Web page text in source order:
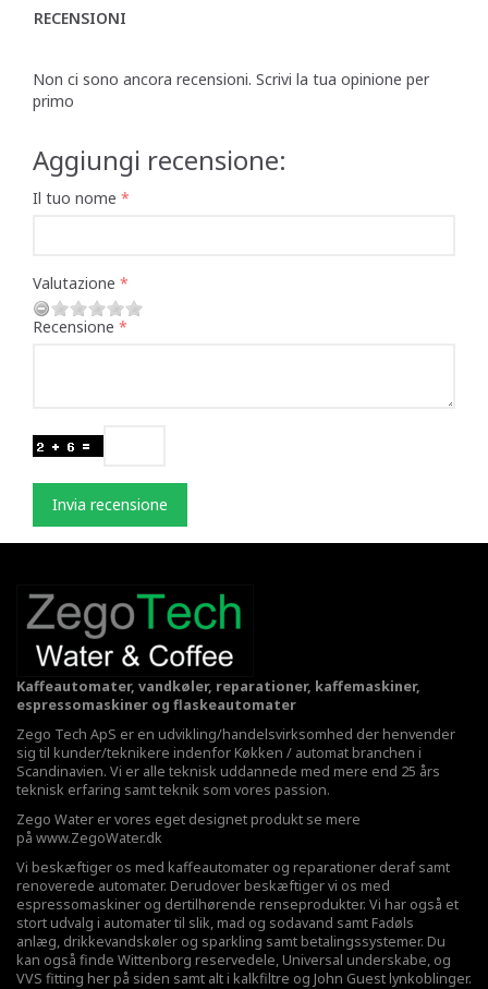
RECENSIONI
Non ci sono ancora recensioni. Scrivi la tua opinione per
primo
Aggiungi recensione:
Il tuo nome
Valutazione
Recensione
Invia recensione
Kaffeautomater, vandkøler, reparationer, kaffemaskiner,
espressomaskiner og flaskeautomater
Zego Tech ApS er en udvikling/handelsvirksomhed der henvender
sig til kunder/teknikere indenfor Køkken / automat branchen i
Scandinavien. Vi er alle teknisk uddannede med mere end 25 års
teknisk erfaring samt teknik som vores passion.
Zego Water er vores eget designet produkt se mere
på www.ZegoWater.dk
Vi beskæftiger os med kaffeautomater og reparationer deraf samt
renoverede automater. Derudover beskæftiger vi os med
espressomaskiner og dertilhørende renseprodukter. Vi har også et
stort udvalg i automater til slik, mad og sodavand samt Fadøls
anlæg, drikkevandskøler og sparkling samt betalingssystemer. Du
kan også finde Wittenborg reservedele, Universal underskabe, og
VVS fitting her på siden samt alt i kalkfiltre og John Guest lynkoblinger.